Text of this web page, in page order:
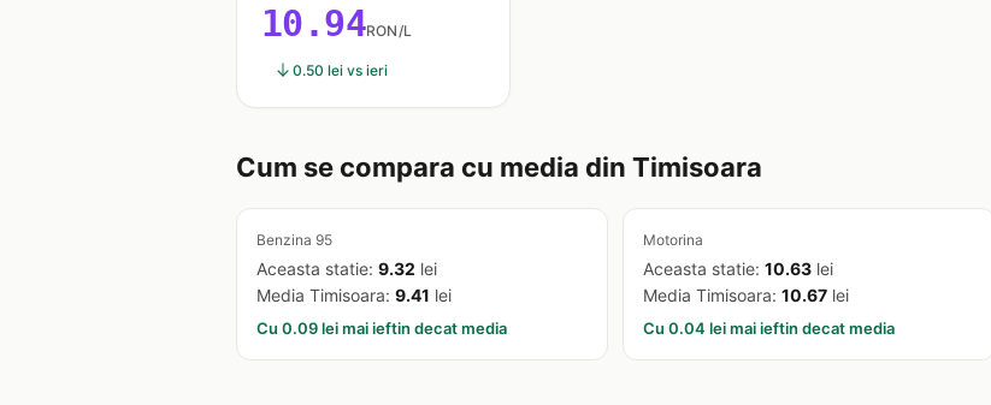
10.94RON/L
0.50 lei vs ieri
Cum se compara cu media din Timisoara
Benzina 95
Aceasta statie: 9.32 lei
Media Timisoara: 9.41 lei
Cu 0.09 lei mai ieftin decat media
Motorina
Aceasta statie:10.63 lei
Media Timisoara:10.67 lei
Cu 0.04 lei mai ieftin decat media